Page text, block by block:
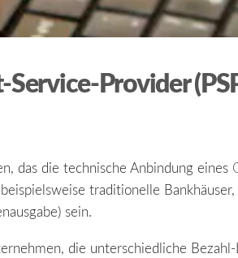
Provider
das die technische Anbindung eines
traditionelle
sein.
die unterschiedliche